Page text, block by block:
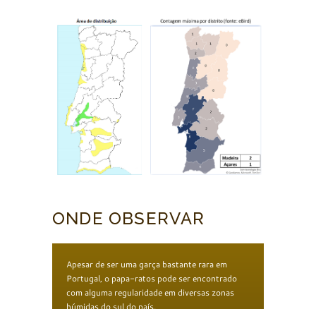
ONDE OBSERVAR
Apesar de ser uma garça bastante rara em
Portugal, o papa-ratos pode ser encontrado
com alguma regularidade em diversas zonas
húmidas do sul do país.